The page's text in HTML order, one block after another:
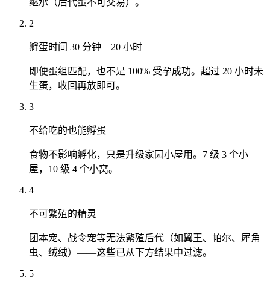
2
孵蛋时间 30 分钟 – 20 小时
即便蛋组匹配，也不是 100% 受孕成功。超过 20 小时未
生蛋，收回再放即可。
3
不给吃的也能孵蛋
食物不影响孵化，只是升级家园小屋用。7 级 3 个小
屋，10 级 4 个小窝。
4
不可繁殖的精灵
团本宠、战令宠等无法繁殖后代（如翼王、帕尔、犀角
虫、绒绒）——这些已从下方结果中过滤。
5